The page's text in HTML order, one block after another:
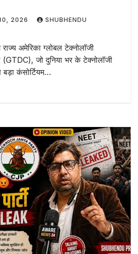
2026
SHUBHENDU
अमेरिका ग्लोबल टेक्नोलॉजी
(GTDC), जो दुनिया भर के टेक्नोलॉजी
बड़ा कंसोर्टियम…